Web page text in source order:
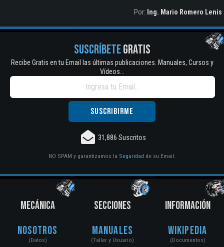
Por: Ing. Mario Romero Lenis
SUSCRÍBETEGRATIS
Recibe Gratis en tu Email las últimas publicaciones. Manuales, Cursos y
Vídeos...
31,886 Suscritos
NO SPAM y garantizamos la Seguridad de su Email.
MECÁNICA
Nosotros
(Datos)
SECCIONES
Manuales
(Taller y Usuario)
INFORMACIÓN
Wikipedia
(Documentos)